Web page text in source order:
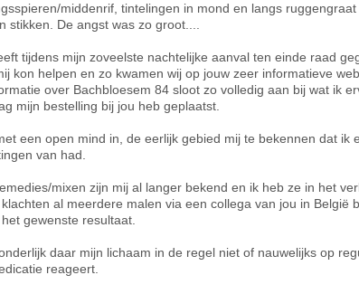
middenrif, tintelingen in mond en langs
stikken. De angst was zo groot....
tijdens mijn zoveelste nachtelijke aanval ten einde raad
kon helpen en zo kwamen wij op jouw zeer informatieve
over Bachbloesem 84 sloot zo volledig aan bij wat ik
mijn bestelling bij jou heb geplaatst.
een open mind in, de eerlijk gebied mij te bekennen dat ik
van had.
mixen zijn mij al langer bekend en ik heb ze in het
al meerdere malen via een collega van jou in België
gewenste resultaat.
daar mijn lichaam in de regel niet of nauwelijks op
reageert.